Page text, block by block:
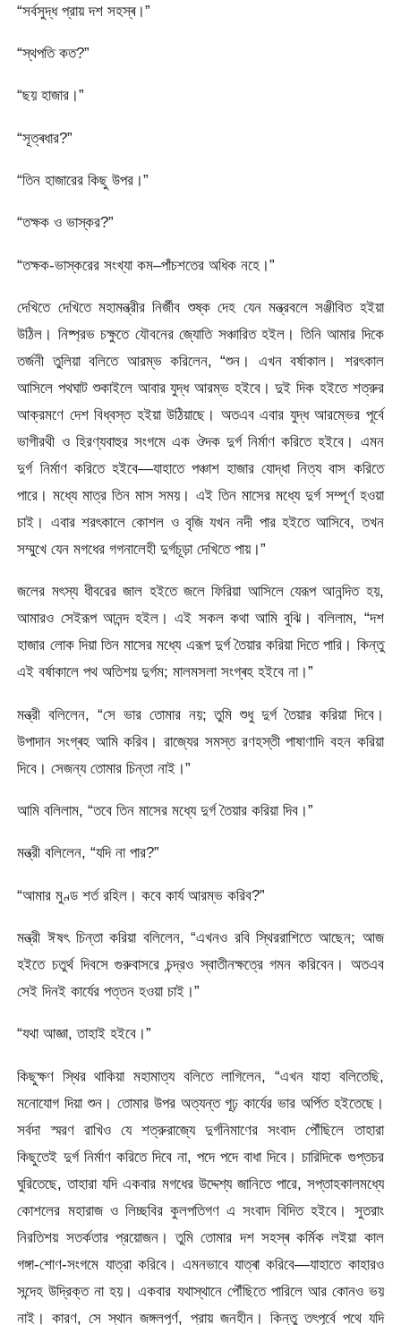
“সর্বসুদ্ধ প্রায় দশ সহস্ৰ।”
“স্থপতি কত?”
“ছয় হাজার।”
“সূত্ৰধার?”
“তিন হাজারের কিছু উপর।”
“তক্ষক ও ভাস্কর?”
“তক্ষক-ভাস্করের সংখ্যা কম–পাঁচশতের অধিক নহে।”
দেখিতে দেখিতে মহামন্ত্রীর নির্জীব শুষ্ক দেহ যেন মন্ত্রবলে সঞ্জীবিত হইয়া
উঠিল। নিষ্প্রভ চক্ষুতে যৌবনের জ্যোতি সঞ্চারিত হইল। তিনি আমার দিকে
তর্জনী তুলিয়া বলিতে আরম্ভ করিলেন, “শুন। এখন বর্ষাকাল। শরৎকাল
আসিলে পথঘাট শুকাইলে আবার যুদ্ধ আরম্ভ হইবে। দুই দিক হইতে শত্রুর
আক্রমণে দেশ বিধ্বস্ত হইয়া উঠিয়াছে। অতএব এবার যুদ্ধ আরম্ভের পূর্বে
ভাগীরথী ও হিরণ্যবাহুর সংগমে এক ঔদক দুৰ্গ নির্মাণ করিতে হইবে। এমন
দুর্গ নির্মাণ করিতে হইবে—যাহাতে পঞ্চাশ হাজার যোদ্ধা নিত্য বাস করিতে
পারে। মধ্যে মাত্র তিন মাস সময়। এই তিন মাসের মধ্যে দুর্গ সম্পূর্ণ হওয়া
চাই। এবার শরৎকালে কোশল ও বৃজি যখন নদী পার হইতে আসিবে, তখন
সম্মুখে যেন মগধের গগনালেহী দুৰ্গচূড়া দেখিতে পায়।”
জলের মৎস্য ধীবরের জাল হইতে জলে ফিরিয়া আসিলে যেরূপ আনন্দিত হয়,
আমারও সেইরূপ আনন্দ হইল। এই সকল কথা আমি বুঝি। বলিলাম, “দশ
হাজার লোক দিয়া তিন মাসের মধ্যে এরূপ দুৰ্গ তৈয়ার করিয়া দিতে পারি। কিন্তু
এই বর্ষাকালে পথ অতিশয় দুৰ্গম; মালমসলা সংগ্ৰহ হইবে না।”
মন্ত্রী বলিলেন, “সে ভার তোমার নয়; তুমি শুধু দুৰ্গ তৈয়ার করিয়া দিবে।
উপাদান সংগ্ৰহ আমি করিব। রাজ্যের সমস্ত রণহস্তী পাষাণাদি বহন করিয়া
দিবে। সেজন্য তোমার চিন্তা নাই।”
আমি বলিলাম, “তবে তিন মাসের মধ্যে দুৰ্গ তৈয়ার করিয়া দিব।”
মন্ত্রী বলিলেন, “যদি না পার?”
“আমার মুণ্ড শর্ত রহিল। কবে কার্য আরম্ভ করিব?”
মন্ত্রী ঈষৎ চিন্তা করিয়া বলিলেন, “এখনও রবি স্থিররাশিতে আছেন; আজ
হইতে চতুর্থ দিবসে গুরুবাসরে চন্দ্রও স্বাতীনক্ষত্রে গমন করিবেন। অতএব
সেই দিনই কার্যের পত্তন হওয়া চাই।”
“যথা আজ্ঞা, তাহাই হইবে।”
কিছুক্ষণ স্থির থাকিয়া মহামাত্য বলিতে লাগিলেন, “এখন যাহা বলিতেছি,
মনোযোগ দিয়া শুন। তোমার উপর অত্যন্ত গূঢ় কার্যের ভার অর্পিত হইতেছে।
সর্বদা স্মরণ রাখিও যে শত্রুরাজ্যে দুৰ্গনিমাণের সংবাদ পৌঁছিলে তাহারা
কিছুতেই দুর্গ নির্মাণ করিতে দিবে না, পদে পদে বাধা দিবে। চারিদিকে গুপ্তচর
ঘুরিতেছে, তাহারা যদি একবার মগধের উদ্দেশ্য জানিতে পারে, সপ্তাহকালমধ্যে
কোশলের মহারাজ ও লিচ্ছবির কুলপতিগণ এ সংবাদ বিদিত হইবে। সুতরাং
নিরতিশয় সতর্কতার প্রয়োজন। তুমি তোমার দশ সহস্ৰ কর্মিক লইয়া কাল
গঙ্গা-শোণ-সংগমে যাত্রা করিবে। এমনভাবে যাত্ৰা করিবে—যাহাতে কাহারও
সন্দেহ উদ্রিক্ত না হয়। একবার যথাস্থানে পৌঁছিতে পারিলে আর কোনও ভয়
নাই। কারণ, সে স্থান জঙ্গলপূর্ণ, প্রায় জনহীন। কিন্তু তৎপূর্বে পথে যদি